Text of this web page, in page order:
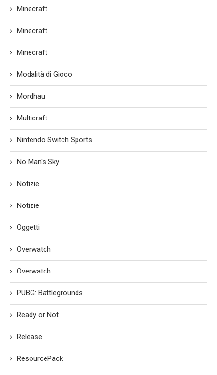
Minecraft
Minecraft
Minecraft
Modalità di Gioco
Mordhau
Multicraft
Nintendo Switch Sports
No Man's Sky
Notizie
Notizie
Oggetti
Overwatch
Overwatch
PUBG: Battlegrounds
Ready or Not
Release
ResourcePack